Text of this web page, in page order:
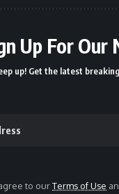
Up For
up! Get the latest
to ourTerms of Use